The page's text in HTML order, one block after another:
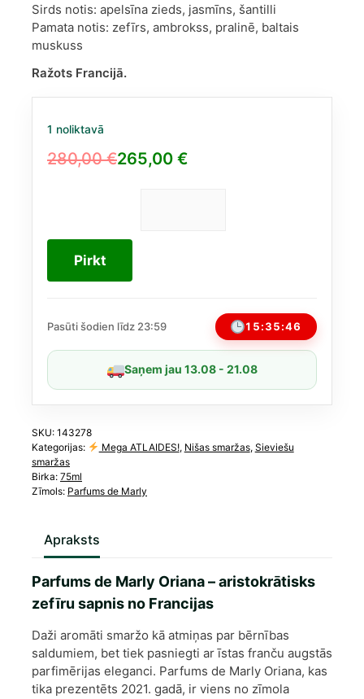
Sirds notis: apelsīna zieds, jasmīns, šantilli
Pamata notis: zefīrs, ambrokss, pralinē, baltais
muskuss
Ražots Francijā.
1 noliktavā
280,00€
Original
280,00 €.
265,00 €
Current
265,00 €.
daudzums
Pirkt
Pasūti šodien līdz 23:59 15:35:45
Saņem jau 13.08 - 21.08
SKU: 143278
Kategorijas:
Mega ATLAIDES!, Nišas smaržas, Sieviešu
smaržas
Birka: 75ml
Zīmols: Parfums de Marly
Apraksts
Parfums de Marly Oriana – aristokrātisks
zefīru sapnis no Francijas
Daži aromāti smaržo kā atmiņas par bērnības
saldumiem, bet tiek pasniegti ar īstas franču augstās
parfimērijas eleganci. Parfums de Marly Oriana, kas
tika prezentēts 2021. gadā, ir viens no zīmola